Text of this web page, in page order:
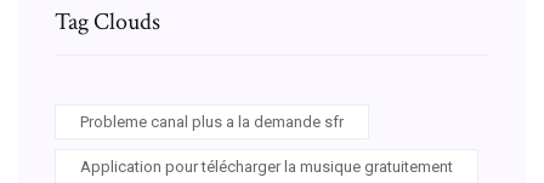
Tag Clouds
Probleme canal plus a la demande sfr
Application pour télécharger la musique gratuitement